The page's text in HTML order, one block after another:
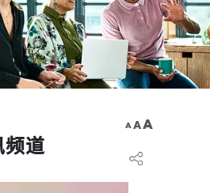
A
A A
频道